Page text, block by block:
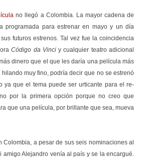
no llegó a Colombia. La mayor cadena de
programada para estrenar en mayo y un día
futuros estrenos. Tal vez fue la coincidencia
Código da Vinciy cualquier teatro adicional
dinero que el que les daría una película más
muy fino, podría decir que no se estrenó
ya que el tema puede ser urticante para el re-
por la primera opción porque no creo que
que una película, por brillante que sea, mueva
Colombia, a pesar de sus seis nominaciones al
amigo Alejandro venía al país y se la encargué.